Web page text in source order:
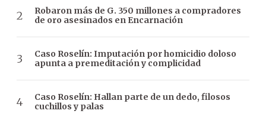
Robaron más de G. 350 millones a compradores
de oro asesinados en Encarnación
Caso Roselín: Imputación por homicidio doloso
apunta a premeditación y complicidad
Caso Roselín: Hallan parte de un dedo, filosos
cuchillos y palas